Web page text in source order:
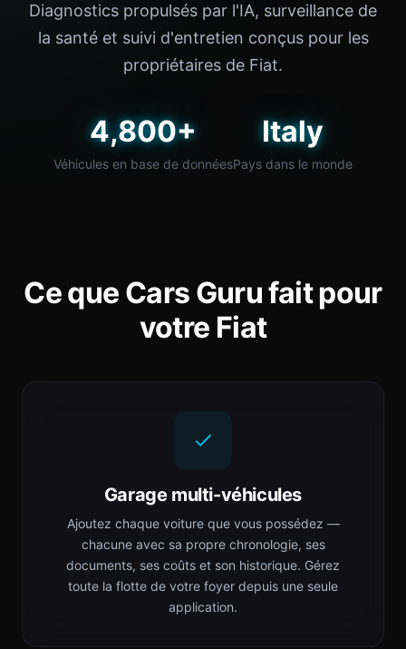
Diagnostics propulsés par l'IA, surveillance de
la santé et suivi d'entretien conçus pour les
propriétaires de Fiat.
4,800+
Véhicules en base de données
Italy
Pays dans le monde
Ce que Cars Guru fait pour
votre Fiat
Garage multi-véhicules
Ajoutez chaque voiture que vous possédez —
chacune avec sa propre chronologie, ses
documents, ses coûts et son historique. Gérez
toute la flotte de votre foyer depuis une seule
application.